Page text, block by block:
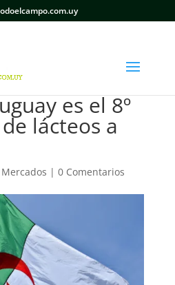
es el 8º
lácteos a
Mercados | 0 Comentarios